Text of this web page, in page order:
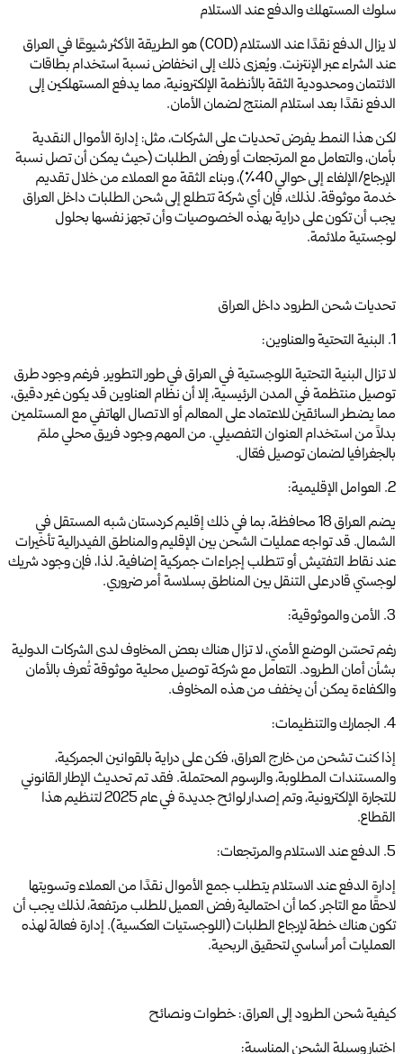
سلوك المستهلك والدفع عند الاستلام
لا يزال الدفع نقدًا عند الاستلام (COD) هو الطريقة الأكثر شيوعًا في العراق
عند الشراء عبر الإنترنت. ويُعزى ذلك إلى انخفاض نسبة استخدام بطاقات
الائتمان ومحدودية الثقة بالأنظمة الإلكترونية، مما يدفع المستهلكين إلى
الدفع نقدًا بعد استلام المنتج لضمان الأمان.
لكن هذا النمط يفرض تحديات على الشركات، مثل: إدارة الأموال النقدية
بأمان، والتعامل مع المرتجعات أو رفض الطلبات (حيث يمكن أن تصل نسبة
الإرجاع/الإلغاء إلى حوالي 40٪)، وبناء الثقة مع العملاء من خلال تقديم
خدمة موثوقة. لذلك، فإن أي شركة تتطلع إلى شحن الطلبات داخل العراق
يجب أن تكون على دراية بهذه الخصوصيات وأن تجهز نفسها بحلول
لوجستية ملائمة.
تحديات شحن الطرود داخل العراق
1. البنية التحتية والعناوين:
لا تزال البنية التحتية اللوجستية في العراق في طور التطوير. فرغم وجود طرق
توصيل منتظمة في المدن الرئيسية، إلا أن نظام العناوين قد يكون غير دقيق،
مما يضطر السائقين للاعتماد على المعالم أو الاتصال الهاتفي مع المستلمين
بدلاً من استخدام العنوان التفصيلي. من المهم وجود فريق محلي ملمّ
بالجغرافيا لضمان توصيل فعّال.
2. العوامل الإقليمية:
يضم العراق 18 محافظة، بما في ذلك إقليم كردستان شبه المستقل في
الشمال. قد تواجه عمليات الشحن بين الإقليم والمناطق الفيدرالية تأخيرات
عند نقاط التفتيش أو تتطلب إجراءات جمركية إضافية. لذا، فإن وجود شريك
لوجستي قادر على التنقل بين المناطق بسلاسة أمر ضروري.
3. الأمن والموثوقية:
رغم تحسّن الوضع الأمني، لا تزال هناك بعض المخاوف لدى الشركات الدولية
بشأن أمان الطرود. التعامل مع شركة توصيل محلية موثوقة تُعرف بالأمان
والكفاءة يمكن أن يخفف من هذه المخاوف.
4. الجمارك والتنظيمات:
إذا كنت تشحن من خارج العراق، فكن على دراية بالقوانين الجمركية،
والمستندات المطلوبة، والرسوم المحتملة. فقد تم تحديث الإطار القانوني
للتجارة الإلكترونية، وتم إصدار لوائح جديدة في عام 2025 لتنظيم هذا
القطاع.
5. الدفع عند الاستلام والمرتجعات:
إدارة الدفع عند الاستلام يتطلب جمع الأموال نقدًا من العملاء وتسويتها
لاحقًا مع التاجر. كما أن احتمالية رفض العميل للطلب مرتفعة، لذلك يجب أن
تكون هناك خطة لإرجاع الطلبات (اللوجستيات العكسية). إدارة فعالة لهذه
العمليات أمر أساسي لتحقيق الربحية.
كيفية شحن الطرود إلى العراق: خطوات ونصائح
اختيار وسيلة الشحن المناسبة: